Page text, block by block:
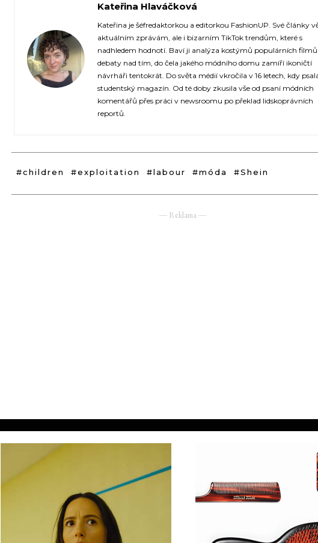
Kateřina Hlaváčková
https://fashionup.cz/author/katerina-hlavackova/
Kateřina je šéfredaktorkou a editorkou FashionUP. Své články
aktuálním zprávám, ale i bizarním TikTok trendům, které s
nadhledem hodnotí. Baví ji analýza kostýmů populárních
debaty nad tím, do čela jakého módního domu zamíří ikoničtí
návrháři tentokrát. Do světa médií vkročila v 16 letech, kdy
studentský magazín. Od té doby zkusila vše od psaní módních
komentářů přes práci v newsroomu po překlad lidskoprávních
reportů.
#children #exploitation #labour #móda #Shein
― Reklama ―